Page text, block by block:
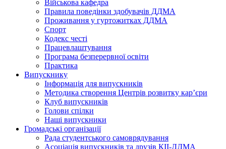
Військова кафедра
Правила поведінки здобувачів ДДМА
Проживання у гуртожитках ДДМА
Спорт
Кодекс честі
Працевлаштування
Програма безперервної освіти
Практика
Випускнику
Інформація для випускників
Методика створення Центрів розвитку кар’єри
Клуб випускників
Голови спілки
Наші випускники
Громадські організації
Рада студентського самоврядування
Асоціація випускників та друзів КІІ-ДДМА